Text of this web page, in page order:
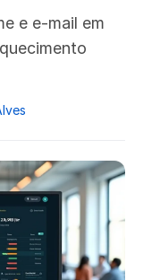
e e-mail em